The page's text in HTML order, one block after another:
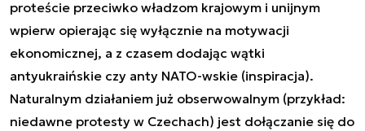
proteście przeciwko władzom krajowym i unijnym
wpierw opierając się wyłącznie na motywacji
ekonomicznej, a z czasem dodając wątki
antyukraińskie czy anty NATO-wskie (inspiracja).
Naturalnym działaniem już obserwowalnym (przykład:
niedawne protesty w Czechach) jest dołączanie się do